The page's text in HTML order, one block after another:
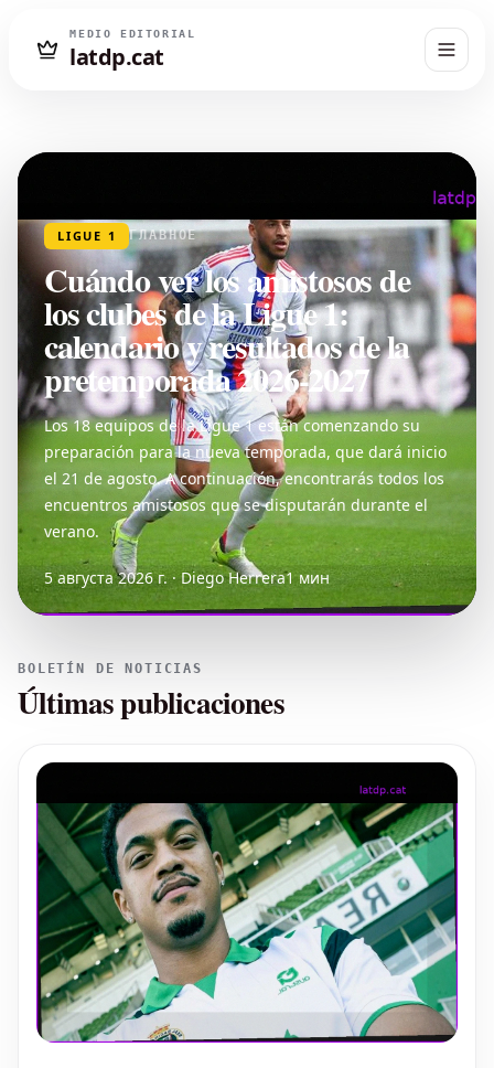
MEDIO EDITORIAL
latdp.cat
LIGUE 1 ГЛАВНОЕ
Cuándo ver los amistosos de
los clubes de la Ligue 1:
calendario y resultados de la
pretemporada 2026-2027
Los 18 equipos de la Ligue 1 están comenzando su
preparación para la nueva temporada, que dará inicio
el 21 de agosto. A continuación, encontrarás todos los
encuentros amistosos que se disputarán durante el
verano.
5 августа 2026 г. · Diego Herrera1 мин
BOLETÍN DE NOTICIAS
Últimas publicaciones